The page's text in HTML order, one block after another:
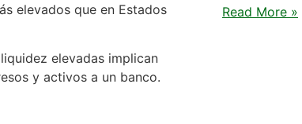
elevados que en Estados
elevadas implican
y activos a un banco.
Read More »